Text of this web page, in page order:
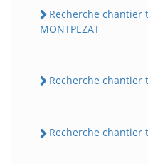
Recherche chantier
MONTPEZAT
Recherche chantier
Recherche chantier